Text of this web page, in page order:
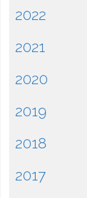
2022
2021
2020
2019
2018
2017